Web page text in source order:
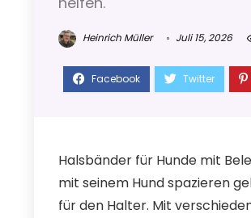
Heinrich Müller Juli 15, 2026
Halsbänder für Hunde mit
mit seinem Hund spazieren
für den Halter. Mit